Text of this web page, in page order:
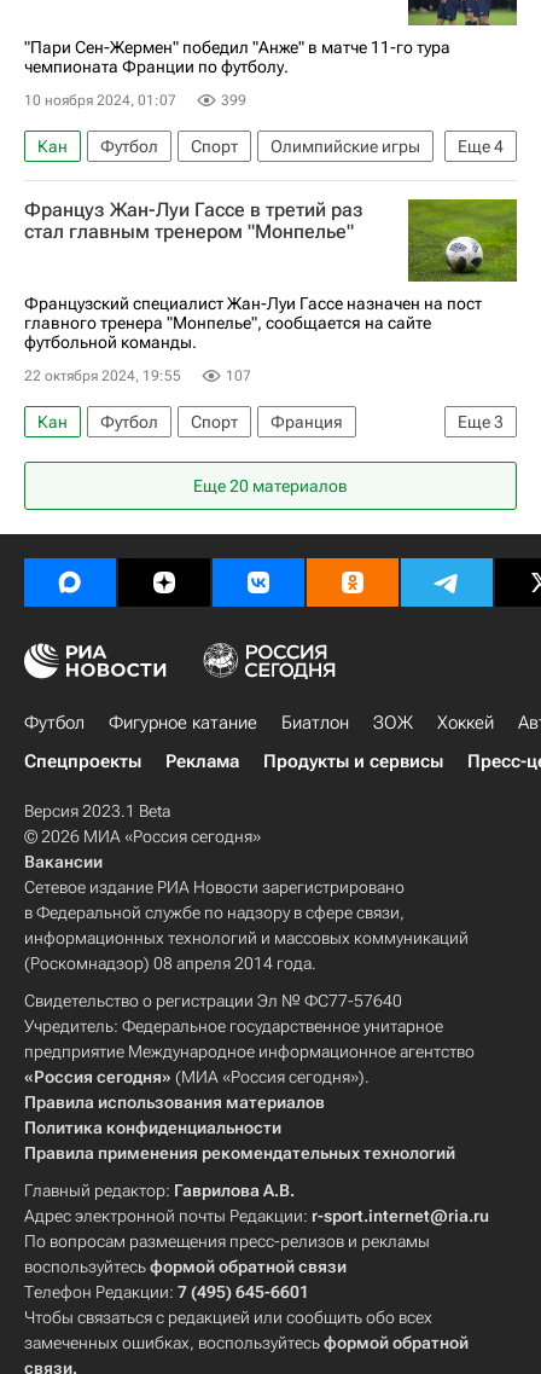
"Пари Сен-Жермен" победил "Анже" в матче 11-го тура
чемпионата Франции по футболу.
10 ноября 2024, 01:07 399
Еще4
Кан Футбол Спорт
Олимпийские игры
Франция
Анже
Пари Сен-Жермен (ПСЖ)
Чемпионат Франции по футболу (Лига 1)
Француз Жан-Луи Гассе в третий раз
стал главным тренером "Монпелье"
Французский специалист Жан-Луи Гассе назначен на пост
главного тренера "Монпелье", сообщается на сайте
футбольной команды.
22 октября 2024, 19:55 107
Еще3
Кан Футбол Спорт
Франция
Кот-д'Ивуар
Монпелье
Сент-Этьен
Еще 20 материалов
Футбол Фигурное катание Биатлон ЗОЖ Хоккей
Спецпроекты
Реклама Продукты и сервисы Пресс-
Версия 2023.1 Beta
© 2026 МИА «Россия сегодня»
Вакансии
Сетевое издание РИА Новости зарегистрировано
в Федеральной службе по надзору в сфере связи,
информационных технологий и массовых коммуникаций
(Роскомнадзор) 08 апреля 2014 года.
Свидетельство о регистрации Эл № ФС77-57640
Учредитель: Федеральное государственное унитарное
предприятие Международное информационное агентство
«Россия сегодня» (МИА «Россия сегодня»).
Правила использования материалов
Политика конфиденциальности
Правила применения рекомендательных технологий
Главный редактор: Гаврилова А.В.
Адрес электронной почты Редакции: r-sport.internet@ria.ru
По вопросам размещения пресс-релизов и рекламы
воспользуйтесьформой обратной связи
Телефон Редакции: 7 (495) 645-6601
Чтобы связаться с редакцией или сообщить обо всех
замеченных ошибках, воспользуйтесьформой обратной
связи.